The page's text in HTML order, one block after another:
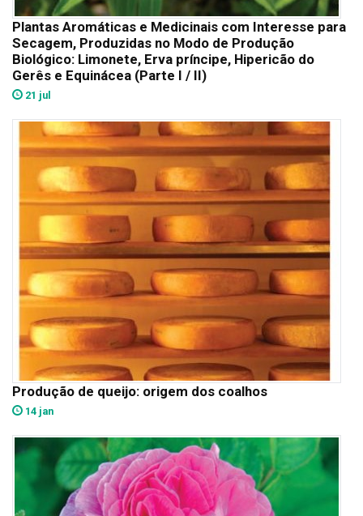
Plantas Aromáticas e Medicinais com Interesse para
Secagem, Produzidas no Modo de Produção
Biológico: Limonete, Erva príncipe, Hipericão do
Gerês e Equinácea (Parte I / II)
21 jul
Produção de queijo: origem dos coalhos
14 jan